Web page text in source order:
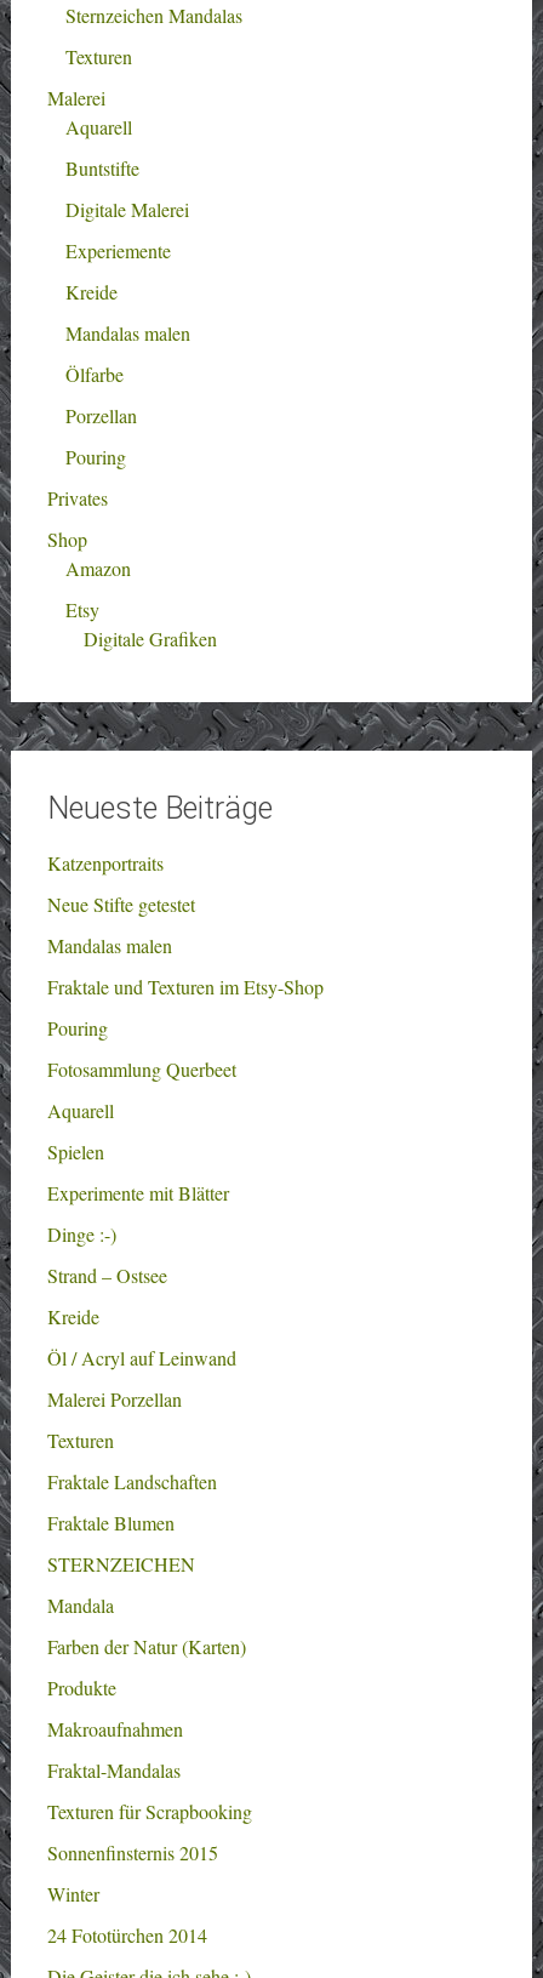
Sternzeichen Mandalas
Texturen
Malerei
Aquarell
Buntstifte
Digitale Malerei
Experiemente
Kreide
Mandalas malen
Ölfarbe
Porzellan
Pouring
Privates
Shop
Amazon
Etsy
Digitale Grafiken
Neueste Beiträge
Katzenportraits
Neue Stifte getestet
Mandalas malen
Fraktale und Texturen im Etsy-Shop
Pouring
Fotosammlung Querbeet
Aquarell
Spielen
Experimente mit Blätter
Dinge :-)
Strand – Ostsee
Kreide
Öl / Acryl auf Leinwand
Malerei Porzellan
Texturen
Fraktale Landschaften
Fraktale Blumen
STERNZEICHEN
Mandala
Farben der Natur (Karten)
Produkte
Makroaufnahmen
Fraktal-Mandalas
Texturen für Scrapbooking
Sonnenfinsternis 2015
Winter
24 Fototürchen 2014